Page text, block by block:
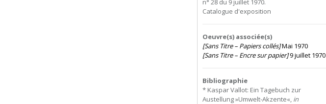
n° 28 du 9 juillet 1970.
Catalogue d'exposition
Oeuvre(s) associée(s)
[Sans Titre – Papiers collés]Mai 1970
[Sans Titre – Encre sur papier]9 juillet 1970
Bibliographie
* Kaspar Vallot: Ein Tagebuch zur
Austellung »Umwelt-Akzente«, in